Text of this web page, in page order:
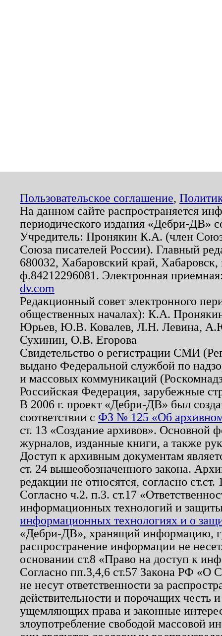
Пользовательское соглашение,
На данном сайте распространяется
периодического издания «Дебри-ДВ»
Учредитель: Пронякин К.А. (член
Союза писателей России). Главный
680032, Хабаровский край,
ф.84212296081. Электронная
dv.com
Редакционный совет электронного
общественных началах): К.А.
Юрьев, Ю.В. Ковалев, Л.Н. Левина,
Сухинин, О.В. Егорова
Свидетельство о регистрации СМИ
выдано Федеральной службой по
и массовых коммуникаций
Российская Федерация, зарубежные
В 2006 г. проект «Дебри-ДВ» был
соответствии с ФЗ № 125 «Об
ст. 13 «Создание архивов». Основной
журналов, изданные книги, а также
Доступ к архивным документам
ст. 24 вышеобозначенного закона.
редакции не относятся, согласно
Согласно ч.2. п.3. ст.17
информационных технологий и
информационных технологиях и о
«Дебри-ДВ», хранящий информацию,
распространение информации не
основании ст.8 «Право на доступ к
Согласно пп.3,4,6 ст.57 Закона РФ «О
не несут ответственности за
действительности и порочащих честь
ущемляющих права и законные
злоупотребление свободой массовой